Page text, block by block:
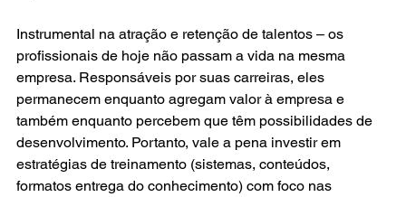
Instrumental na atração e retenção de talentos – os
profissionais de hoje não passam a vida na mesma
empresa. Responsáveis por suas carreiras, eles
permanecem enquanto agregam valor à empresa e
também enquanto percebem que têm possibilidades de
desenvolvimento. Portanto, vale a pena investir em
estratégias de treinamento (sistemas, conteúdos,
formatos entrega do conhecimento) com foco nas